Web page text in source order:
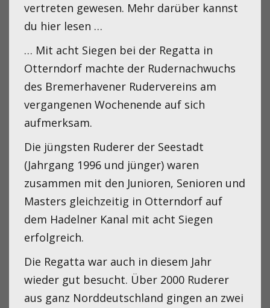
vertreten gewesen. Mehr darüber kannst
du hier lesen …
… Mit acht Siegen bei der Regatta in
Otterndorf machte der Rudernachwuchs
des Bremerhavener Rudervereins am
vergangenen Wochenende auf sich
aufmerksam.
Die jüngsten Ruderer der Seestadt
(Jahrgang 1996 und jünger) waren
zusammen mit den Junioren, Senioren und
Masters gleichzeitig in Otterndorf auf
dem Hadelner Kanal mit acht Siegen
erfolgreich.
Die Regatta war auch in diesem Jahr
wieder gut besucht. Über 2000 Ruderer
aus ganz Norddeutschland gingen an zwei